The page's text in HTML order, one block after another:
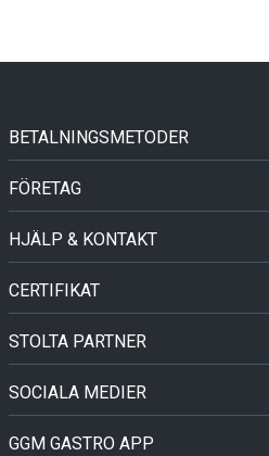
BETALNINGSMETODER
FÖRETAG
HJÄLP & KONTAKT
CERTIFIKAT
STOLTA PARTNER
SOCIALA MEDIER
GGM GASTRO APP